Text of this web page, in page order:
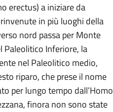
erectus) a iniziare da
in più luoghi della
nord passa per Monte
Paleolitico Inferiore, la
nel Paleolitico medio,
riparo, che prese il nome
per lungo tempo dall’Homo
finora non sono state